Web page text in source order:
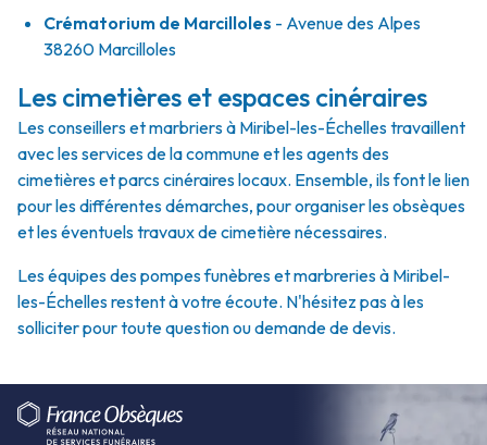
Crématorium de Marcilloles - Avenue des Alpes
38260 Marcilloles
Les cimetières et espaces cinéraires
Les conseillers et marbriers à Miribel-les-Échelles travaillent
avec les services de la commune et les agents des
cimetières et parcs cinéraires locaux. Ensemble, ils font le lien
pour les différentes démarches, pour organiser les obsèques
et les éventuels travaux de cimetière nécessaires.
Les équipes des pompes funèbres et marbreries à Miribel-
les-Échelles restent à votre écoute. N'hésitez pas à les
solliciter pour toute question ou demande de devis.